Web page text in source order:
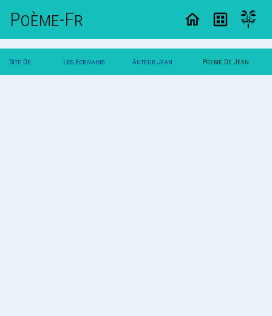
Poème-Fr
Site De Les Ecrivains Auteur Jean Poeme De Jean